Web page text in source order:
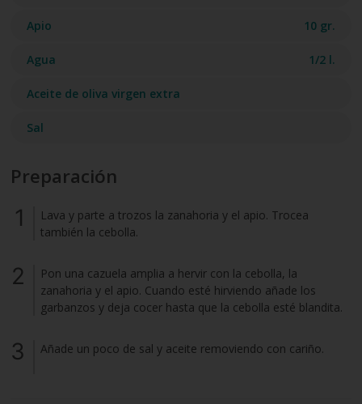
Apio 10 gr.
Agua 1/2 l.
Aceite de oliva virgen extra
Sal
Preparación
Lava y parte a trozos la zanahoria y el apio. Trocea
también la cebolla.
Pon una cazuela amplia a hervir con la cebolla, la
zanahoria y el apio. Cuando esté hirviendo añade los
garbanzos y deja cocer hasta que la cebolla esté blandita.
Añade un poco de sal y aceite removiendo con cariño.